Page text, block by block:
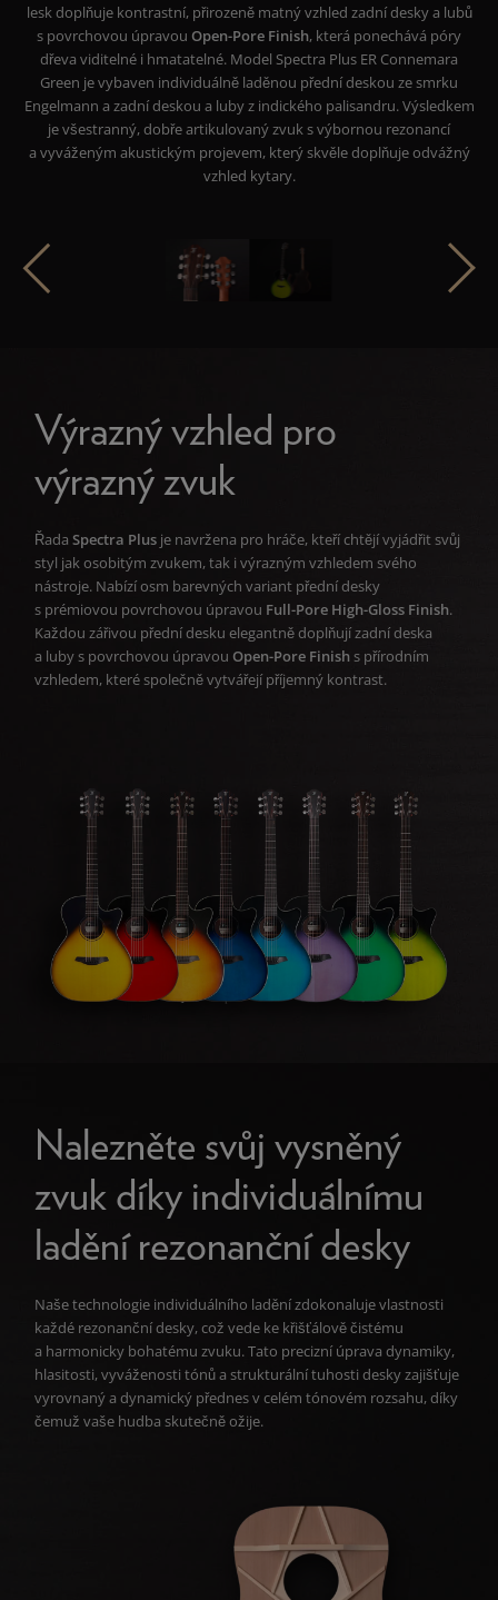
lesk doplňuje kontrastní, přirozeně matný vzhled zadní desky a lubů
s povrchovou úpravou Open-Pore Finish, která ponechává póry
dřeva viditelné i hmatatelné. Model Spectra Plus ER Connemara
Green je vybaven individuálně laděnou přední deskou ze smrku
Engelmann a zadní deskou a luby z indického palisandru. Výsledkem
je všestranný, dobře artikulovaný zvuk s výbornou rezonancí
a vyváženým akustickým projevem, který skvěle doplňuje odvážný
vzhled kytary.
Výrazný vzhled pro
výrazný zvuk
ŘadaSpectra Plus je navržena pro hráče, kteří chtějí vyjádřit svůj
styl jak osobitým zvukem, tak i výrazným vzhledem svého
nástroje. Nabízí osm barevných variant přední desky
s prémiovou povrchovou úpravou Full-Pore High-Gloss Finish.
Každou zářivou přední desku elegantně doplňují zadní deska
a luby s povrchovou úpravou Open-Pore Finishs přírodním
vzhledem, které společně vytvářejí příjemný kontrast.
Nalezněte svůj vysněný
zvuk díky individuálnímu
ladění rezonanční desky
Naše technologie individuálního ladění zdokonaluje vlastnosti
každé rezonanční desky, což vede ke křišťálově čistému
a harmonicky bohatému zvuku. Tato precizní úprava dynamiky,
hlasitosti, vyváženosti tónů a strukturální tuhosti desky zajišťuje
vyrovnaný a dynamický přednes v celém tónovém rozsahu, díky
čemuž vaše hudba skutečně ožije.